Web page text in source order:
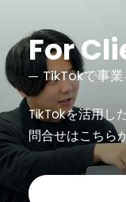
For
TikTokで事
TikTokを活用し
問合せはこちら